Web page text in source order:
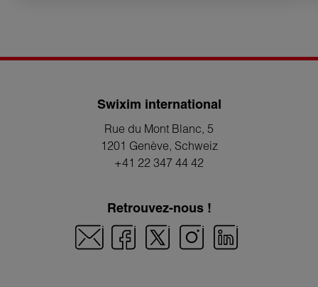
Swixim international
Rue du Mont Blanc, 5
1201 Genève, Schweiz
+41 22 347 44 42
Retrouvez-nous !